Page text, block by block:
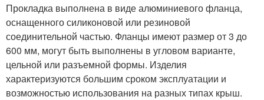
Прокладка выполнена в виде алюминиевого фланца,
оснащенного силиконовой или резиновой
соединительной частью. Фланцы имеют размер от 3 до
600 мм, могут быть выполнены в угловом варианте,
цельной или разъемной формы. Изделия
характеризуются большим сроком эксплуатации и
возможностью использования на разных типах крыш.